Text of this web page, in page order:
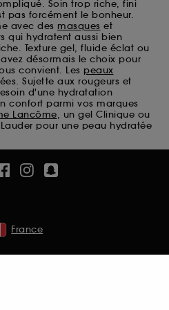
Soin trop riche, fini
pas forcément le bonheur.
avec des masques et
qui hydratent aussi bien
Texture gel, fluide éclat ou
désormais le choix pour
convient. Les peaux
Sujette aux rougeurs et
d'une hydratation
confort parmi vos marques
Lancôme, un gel Clinique ou
pour une peau hydratée
France
des paiements en ligne :
lutter notamment contre les
paiement et les
:il s’agit de cookies
et/ou la fourniture de
du site, tel que les
qui sont utilisés afin de
l’authentification
d’accéder à votre
votre identifiant et mot de
techniques, le dépôt et la
choix concernant le dépôt